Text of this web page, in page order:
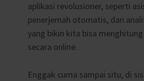
aplikasi revolusioner, seperti
penerjemah otomatis, dan
yang bikin kita bisa
secara online.
Enggak cuma sampai situ, di